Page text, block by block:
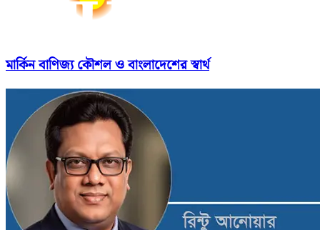
মার্কিন বাণিজ্য কৌশল ও বাংলাদেশের স্বার্থ